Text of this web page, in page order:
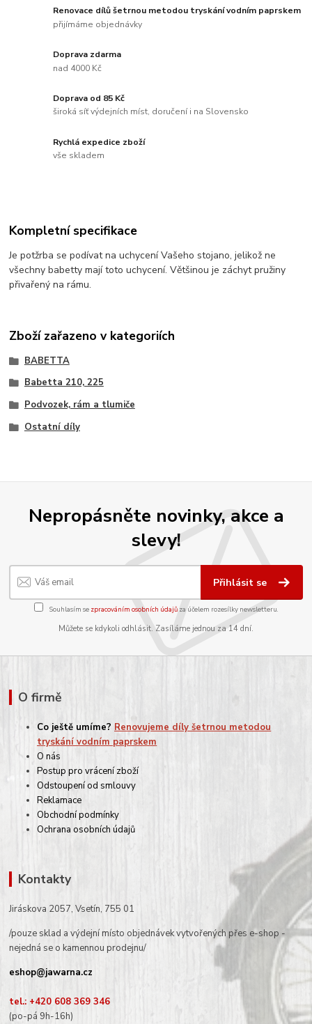
Renovace dílů šetrnou metodou tryskání vodním paprskem
přijímáme objednávky
Doprava zdarma
nad 4000 Kč
Doprava od 85 Kč
široká síť výdejních míst, doručení i na Slovensko
Rychlá expedice zboží
vše skladem
Kompletní specifikace
Je potžrba se podívat na uchycení Vašeho stojano, jelikož ne
všechny babetty mají toto uchycení. Většinou je záchyt pružiny
přivařený na rámu.
Zboží zařazeno v kategoriích
BABETTA
Babetta 210, 225
Podvozek, rám a tlumiče
Ostatní díly
Nepropásněte novinky, akce a
slevy!
Přihlásit se
Souhlasím se zpracováním osobních údajůza účelem rozesílky newsletteru.
Můžete se kdykoli odhlásit. Zasíláme jednou za 14 dní.
O firmě
Co ještě umíme? Renovujeme díly šetrnou metodou
tryskání vodním paprskem
O nás
Postup pro vrácení zboží
Odstoupení od smlouvy
Reklamace
Obchodní podmínky
Ochrana osobních údajů
Kontakty
Jiráskova 2057, Vsetín, 755 01
/pouze sklad a výdejní místo objednávek vytvořených přes e-shop -
nejedná se o kamennou prodejnu/
eshop@jawarna.cz
tel.: +420 608 369 346
(po-pá 9h-16h)